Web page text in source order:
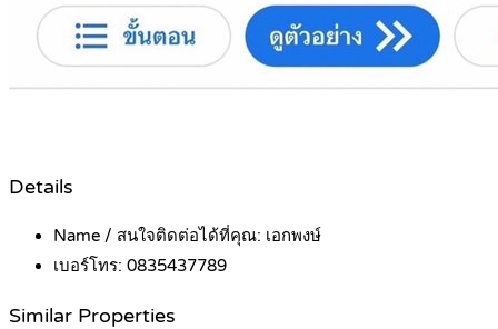
Details
Name / สนใจติดต่อได้ที่คุณ: เอกพงษ์
เบอร์โทร: 0835437789
Similar Properties